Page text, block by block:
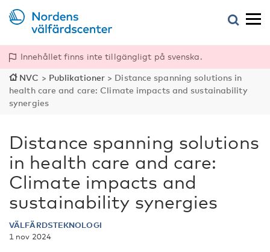
Innehållet finns inte tillgängligt på svenska.
NVC > Publikationer > Distance spanning solutions in
health care and care: Climate impacts and sustainability
synergies
Distance spanning solutions
in health care and care:
Climate impacts and
sustainability synergies
VÄLFÄRDSTEKNOLOGI
1 nov 2024